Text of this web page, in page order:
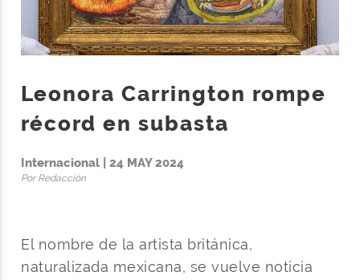
Leonora Carrington rompe
récord en subasta
Internacional | 24 MAY 2024
Por Redacción
El nombre de la artista británica,
naturalizada mexicana, se vuelve noticia